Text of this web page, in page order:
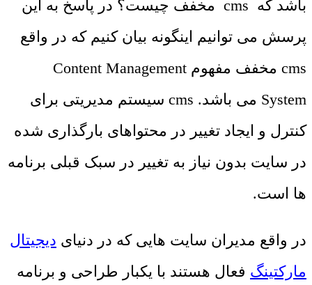
باشد که cms مخفف چیست؟ در پاسخ به این
پرسش می توانیم اینگونه بیان کنیم که در واقع
cms مخفف مفهوم Content Management
System می باشد. cms سیستم مدیریتی برای
کنترل و ایجاد تغییر در محتواهای بارگذاری شده
در سایت بدون نیاز به تغییر در سبک قبلی برنامه
ها است.
در واقع مدیران سایت هایی که در دنیای دیجیتال
مارکتینگ فعال هستند با یکبار طراحی و برنامه